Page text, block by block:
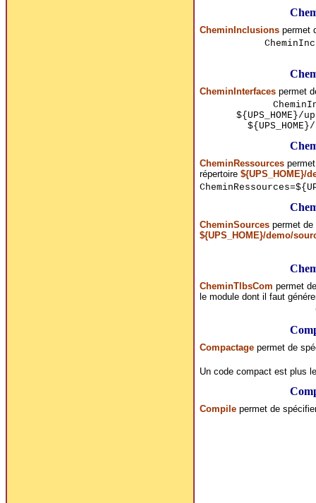
CheminInclusionspermet
CheminInterfacespermet
CheminRessourcespermet
répertoire ${UPS_HOME}/
CheminSourcespermet de
${UPS_HOME}/demo/
CheminTlbsCom permet
le module dont il faut
Compactagepermet de
Un code compact est plus
Compilepermet de